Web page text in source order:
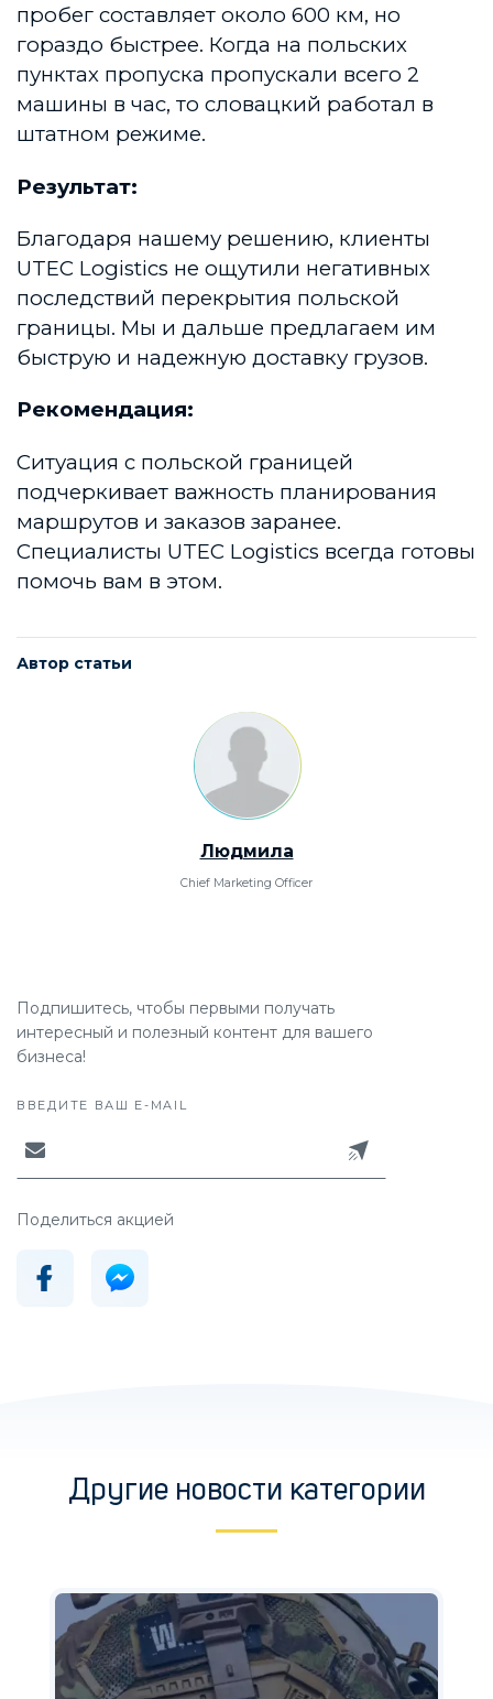
пробег составляет около 600 км, но
гораздо быстрее. Когда на польских
пунктах пропуска пропускали всего 2
машины в час, то словацкий работал в
штатном режиме.
Результат:
Благодаря нашему решению, клиенты
UTEC Logistics не ощутили негативных
последствий перекрытия польской
границы. Мы и дальше предлагаем им
быструю и надежную доставку грузов.
Рекомендация:
Ситуация с польской границей
подчеркивает важность планирования
маршрутов и заказов заранее.
Специалисты UTEC Logistics всегда готовы
помочь вам в этом.
Автор статьи
Людмила
Chief Marketing Officer
Подпишитесь, чтобы первыми получать
интересный и полезный контент для вашего
бизнеса!
ВВЕДИТЕ ВАШ E-MAIL
Поделиться акцией
Другие новости категории